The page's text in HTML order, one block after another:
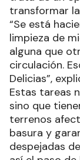
diversos
Gestión
trata de un
transformar
“Se está
limpieza de
alguna que
circulación.
Delicias”,
Estas tareas
sino que